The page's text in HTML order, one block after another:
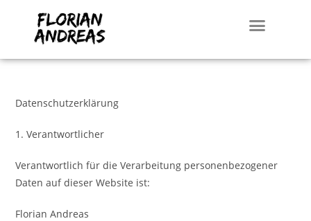
Datenschutzerklärung
1. Verantwortlicher
Verantwortlich für die Verarbeitung personenbezogener
Daten auf dieser Website ist:
Florian Andreas